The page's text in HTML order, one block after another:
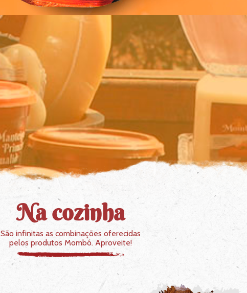
Na cozinha
São infinitas as combinações oferecidas
pelos produtos Mombó. Aproveite!